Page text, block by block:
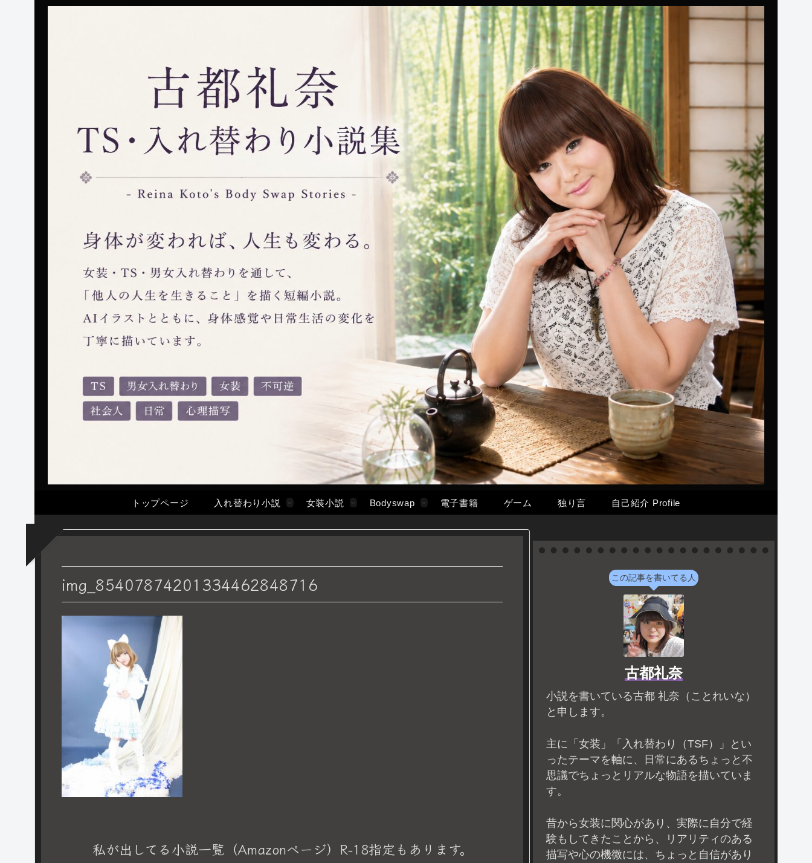
トップページ 入れ替わり小説 女装小説 Bodyswap 電子書籍 ゲーム 独り言 自己紹介 Profile
img_85407874201334462848716
私が出してる小説一覧（Amazonページ）R-18指定もあります。
この記事を書いてる人
古都礼奈
小説を書いている古都 礼奈（ことれいな）
と申します。
主に「女装」「入れ替わり（TSF）」とい
ったテーマを軸に、日常にあるちょっと不
思議でちょっとリアルな物語を描いていま
す。
昔から女装に関心があり、実際に自分で経
験もしてきたことから、リアリティのある
描写や心の機微には、ちょっと自信があり